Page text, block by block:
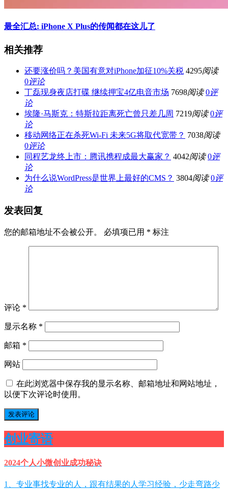
最全汇总: iPhone X Plus的传闻都在这儿了
相关推荐
还要涨价吗？美国有意对iPhone加征10%关税 4295阅读
0评论
丁磊现身夜店打碟 继续押宝4亿电音市场 7698阅读 0评
论
埃隆·马斯克：特斯拉距离死亡曾只差几周 7219阅读 0评
论
移动网络正在杀死Wi-Fi 未来5G将取代宽带？ 7038阅读
0评论
同程艺龙终上市：腾讯携程成最大赢家？ 4042阅读 0评
论
为什么说WordPress是世界上最好的CMS？ 3804阅读 0评
论
发表回复
您的邮箱地址不会被公开。 必填项已用 * 标注
评论 *
显示名称 *
邮箱 *
网站
在此浏览器中保存我的显示名称、邮箱地址和网站地址，
以便下次评论时使用。
创业寄语
2024个人小微创业成功秘诀
1、专业事找专业的人，跟有结果的人学习经验，少走弯路少